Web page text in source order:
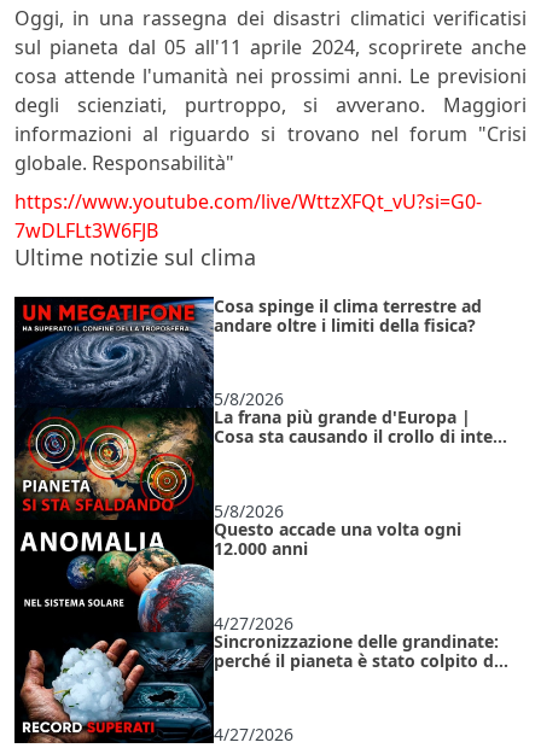
Oggi, in una rassegna dei disastri climatici verificatisi
sul pianeta dal 05 all'11 aprile 2024, scoprirete anche
cosa attende l'umanità nei prossimi anni. Le previsioni
degli scienziati, purtroppo, si avverano. Maggiori
informazioni al riguardo si trovano nel forum "Crisi
globale. Responsabilità"
https://www.youtube.com/live/WttzXFQt_vU?si=G0-
7wDLFLt3W6FJB
Ultime notizie sul clima
Cosa spinge il clima terrestre ad
andare oltre i limiti della fisica?
5/8/2026
La frana più grande d'Europa |
Cosa sta causando il crollo di intere
5/8/2026
Questo accade una volta ogni
12.000 anni
4/27/2026
Sincronizzazione delle grandinate:
perché il pianeta è stato colpito da
4/27/2026